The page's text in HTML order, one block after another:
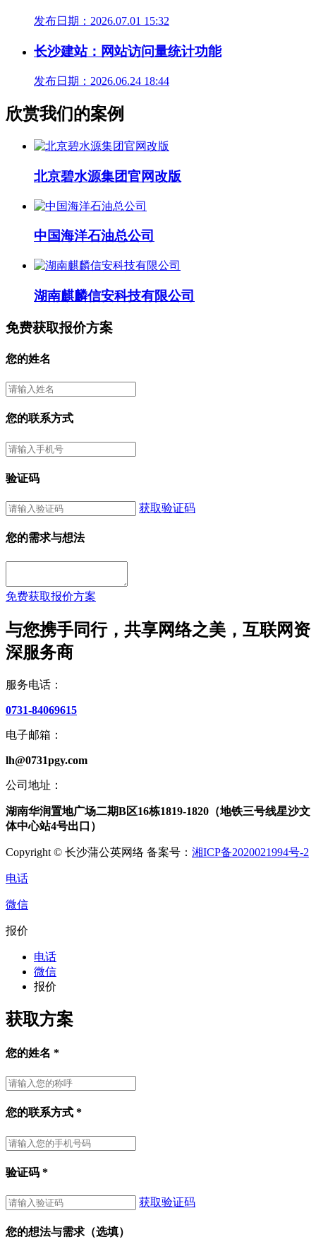
发布日期：2026.07.01 15:32
长沙建站：网站访问量统计功能
发布日期：2026.06.24 18:44
欣赏我们的案例
北京碧水源集团官网改版
中国海洋石油总公司
湖南麒麟信安科技有限公司
免费获取报价方案
您的姓名
您的联系方式
验证码
获取验证码
您的需求与想法
免费获取报价方案
与您携手同行，共享网络之美，互联网资
深服务商
服务电话：
0731-84069615
电子邮箱：
lh@0731pgy.com
公司地址：
湖南华润置地广场二期B区16栋1819-1820（地铁三号线星沙文
体中心站4号出口）
Copyright © 长沙蒲公英网络 备案号： 湘ICP备2020021994号-2
电话
微信
报价
电话
微信
报价
获取方案
您的姓名 *
您的联系方式 *
验证码 *
获取验证码
您的想法与需求（选填）